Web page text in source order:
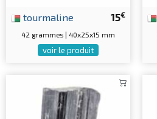
15€
tourmaline
42 grammes | 40x25x15 mm
voir le produit